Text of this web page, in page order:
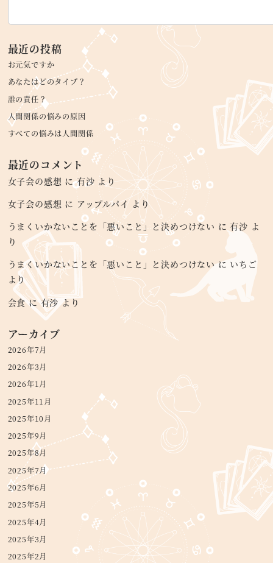
最近の投稿
お元気ですか
あなたはどのタイプ？
誰の責任？
人間関係の悩みの原因
すべての悩みは人間関係
最近のコメント
女子会の感想 に有沙 より
女子会の感想 に アップルパイ より
うまくいかないことを「悪いこと」と決めつけない に有沙 よ
り
うまくいかないことを「悪いこと」と決めつけないに いちご
より
会食に有沙 より
アーカイブ
2026年7月
2026年3月
2026年1月
2025年11月
2025年10月
2025年9月
2025年8月
2025年7月
2025年6月
2025年5月
2025年4月
2025年3月
2025年2月